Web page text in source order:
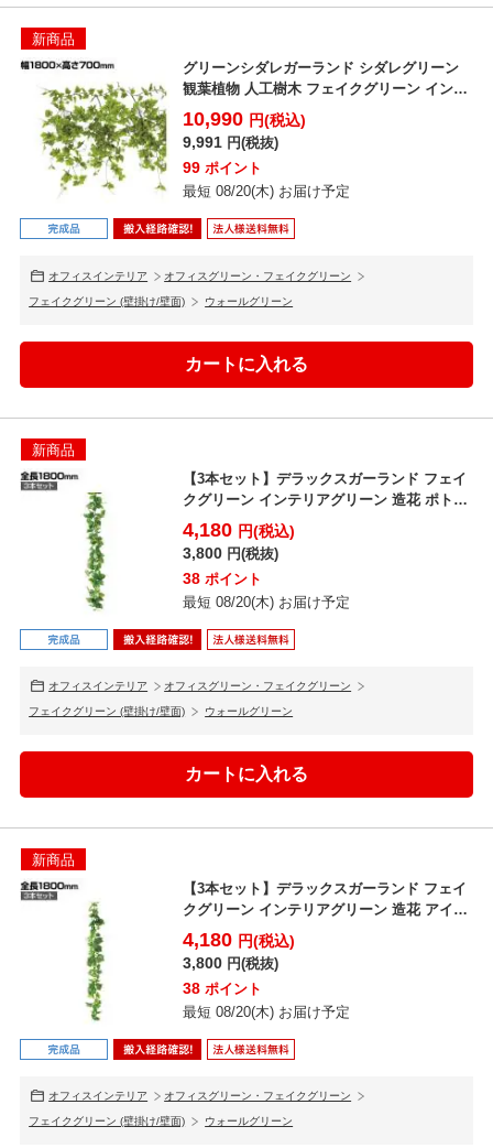
新商品
グリーンシダレガーランド シダレグリーン
観葉植物 人工樹木 フェイクグリーン インテ
リアグリーン ...
10,990 円(税込)
9,991 円(税抜)
99 ポイント
最短 08/20(木) お届け予定
オフィスインテリア オフィスグリーン・フェイクグリーン
フェイクグリーン (壁掛け/壁面) ウォールグリーン
新商品
【3本セット】デラックスガーランド フェイ
クグリーン インテリアグリーン 造花 ポトス
長さ1800...
4,180 円(税込)
3,800 円(税抜)
38 ポイント
最短 08/20(木) お届け予定
オフィスインテリア オフィスグリーン・フェイクグリーン
フェイクグリーン (壁掛け/壁面) ウォールグリーン
新商品
【3本セット】デラックスガーランド フェイ
クグリーン インテリアグリーン 造花 アイビ
ー 長さ180...
4,180 円(税込)
3,800 円(税抜)
38 ポイント
最短 08/20(木) お届け予定
オフィスインテリア オフィスグリーン・フェイクグリーン
フェイクグリーン (壁掛け/壁面) ウォールグリーン